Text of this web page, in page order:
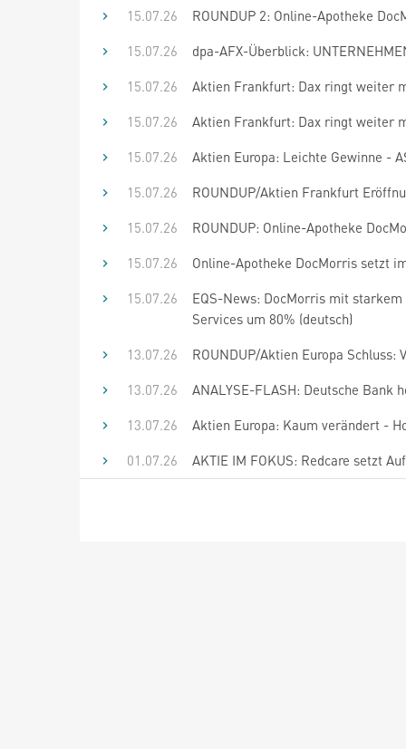
15.07.26
ROUNDUP 2: Online-Apotheke
15.07.26
dpa-AFX-Überblick:
15.07.26
Aktien Frankfurt: Dax ringt weiter
15.07.26
Aktien Frankfurt: Dax ringt weiter
15.07.26
Aktien Europa: Leichte Gewinne -
15.07.26
ROUNDUP/Aktien Frankfurt
15.07.26
ROUNDUP: Online-Apotheke
15.07.26
Online-Apotheke DocMorris setzt
15.07.26
EQS-News: DocMorris mit
Services um 80% (deutsch)
13.07.26
ROUNDUP/Aktien Europa Schluss:
13.07.26
ANALYSE-FLASH: Deutsche Bank
13.07.26
Aktien Europa: Kaum verändert -
01.07.26
AKTIE IM FOKUS: Redcare setzt